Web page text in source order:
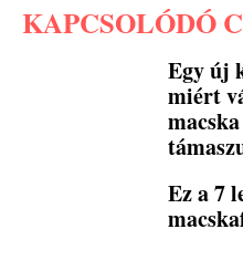
KAPCSOLÓDÓ
Egy új
miért
Ez a 7